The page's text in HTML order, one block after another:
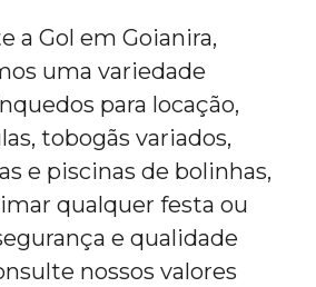
a Gol em Goianira,
uma variedade
para locação,
tobogãs variados,
e piscinas de bolinhas,
qualquer festa ou
e qualidade
nossos valores